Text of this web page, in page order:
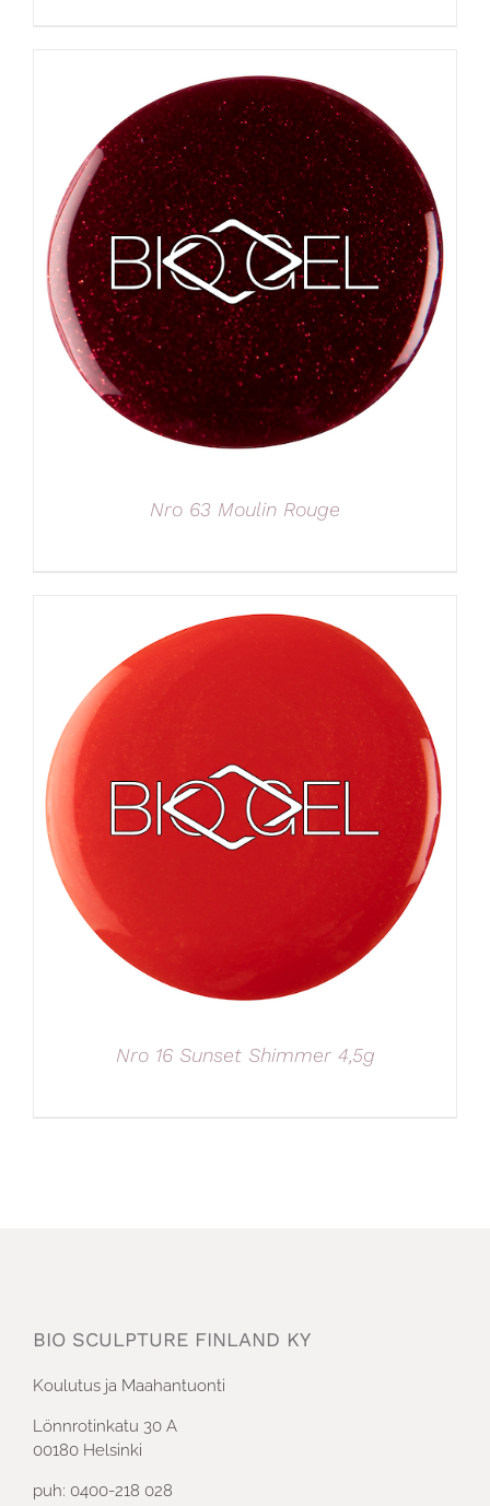
Nro 63 Moulin Rouge
Nro 16 Sunset Shimmer 4,5g
BIO SCULPTURE FINLAND KY
Koulutus ja Maahantuonti
Lönnrotinkatu 30 A
00180 Helsinki
puh: 0400-218 028